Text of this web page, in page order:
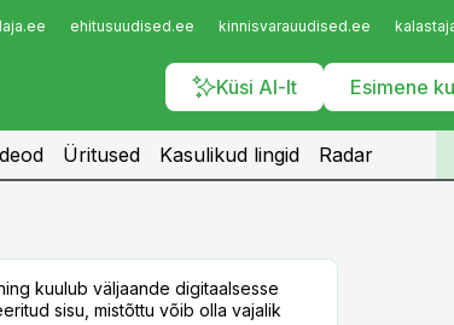
ehitusuudised.ee kinnisvarauudised.ee
Küsi AI-lt Esimene
Üritused Kasulikud lingid Radar
kuulub väljaande digitaalsesse
sisu, mistõttu võib olla vajalik